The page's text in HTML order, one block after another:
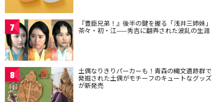
7 『豊臣兄弟！』後半の鍵を握る「浅井三姉妹」
茶々・初・江——秀吉に翻弄された波乱の生涯
8 土偶なりきりパーカーも！青森の縄文遺跡群で
発掘された土偶がモチーフのキュートなグッズ
が新発売